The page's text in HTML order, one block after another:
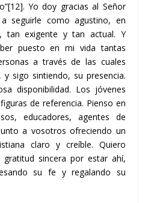
[12]. Yo doy gracias al Señor
seguirle como agustino, en
tan exigente y tan actual. Y
puesto en mi vida tantas
a través de las cuales
sigo sintiendo, su presencia.
disponibilidad. Los jóvenes
de referencia. Pienso en
educadores, agentes de
a vosotros ofreciendo un
claro y creíble. Quiero
gratitud sincera por estar ahí,
su fe y regalando su